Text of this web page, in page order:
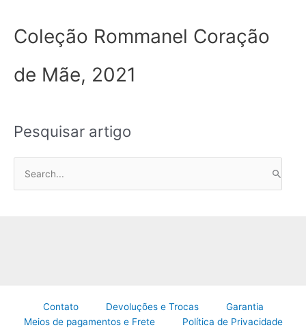
Coleção Rommanel Coração
de Mãe, 2021
Pesquisar artigo
Contato Devoluções e Trocas
Garantia
Meios de pagamentos e Frete
Política de Privacidade